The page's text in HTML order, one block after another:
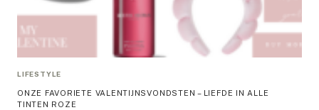
LIFESTYLE
ONZE FAVORIETE VALENTIJNSVONDSTEN – LIEFDE IN ALLE
TINTEN ROZE